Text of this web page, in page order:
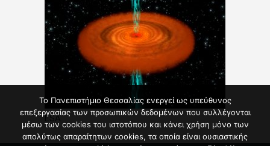
ESA
Το Πανεπιστήμιο Θεσσαλίας ενεργεί ως υπεύθυνος
επεξεργασίας των προσωπικών δεδομένων που συλλέγονται
μέσω των cookies του ιστοτόπου και κάνει χρήση μόνο των
απολύτως απαραίτητων cookies, τα οποία είναι ουσιαστικής